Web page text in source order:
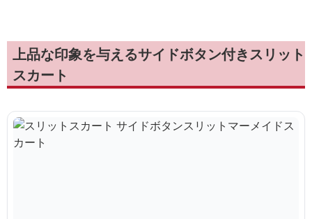
上品な印象を与えるサイドボタン付きスリット
スカート